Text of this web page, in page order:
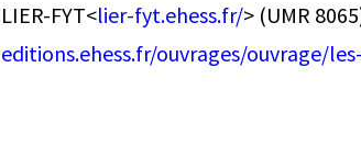
LIER-FYT<lier-fyt.ehess.fr/> (UMR
editions.ehess.fr/ouvrages/ouvrage/